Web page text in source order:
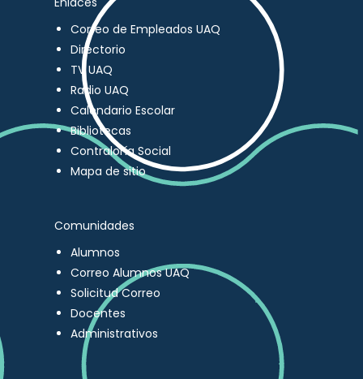
Correo de Empleados UAQ
Directorio
TV UAQ
Radio UAQ
Calendario Escolar
Bibliotecas
Contraloría Social
Mapa de sitio
Comunidades
Alumnos
Correo Alumnos UAQ
Solicitud Correo
Docentes
Administrativos